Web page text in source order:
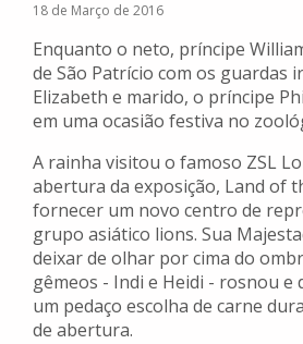
18 de Março de 2016
Enquanto o neto, príncipe
de São Patrício com os guardas
Elizabeth e marido, o príncipe
em uma ocasião festiva no
A rainha visitou o famoso ZSL
abertura da exposição, Land of
fornecer um novo centro de
grupo asiático lions. Sua
deixar de olhar por cima do
gêmeos - Indi e Heidi - rosnou e
um pedaço escolha de carne
de abertura.